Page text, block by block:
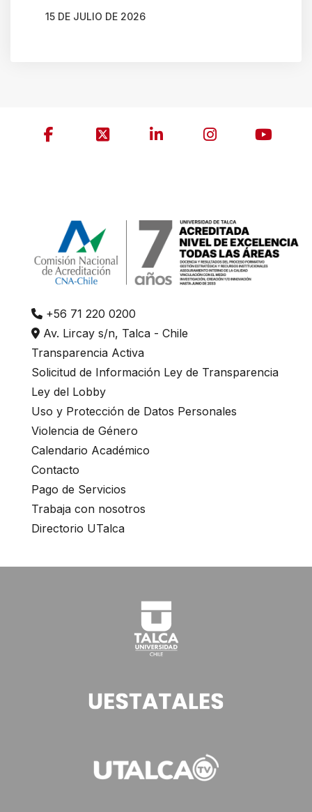
15 DE JULIO DE 2026
+56 71 220 0200
Av. Lircay s/n, Talca - Chile
Transparencia Activa
Solicitud de Información Ley de Transparencia
Ley del Lobby
Uso y Protección de Datos Personales
Violencia de Género
Calendario Académico
Contacto
Pago de Servicios
Trabaja con nosotros
Directorio UTalca